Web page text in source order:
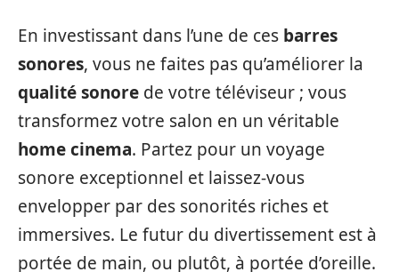
En investissant dans l’une de ces barres
sonores, vous ne faites pas qu’améliorer la
qualité sonore de votre téléviseur ; vous
transformez votre salon en un véritable
home cinema. Partez pour un voyage
sonore exceptionnel et laissez-vous
envelopper par des sonorités riches et
immersives. Le futur du divertissement est à
portée de main, ou plutôt, à portée d’oreille.